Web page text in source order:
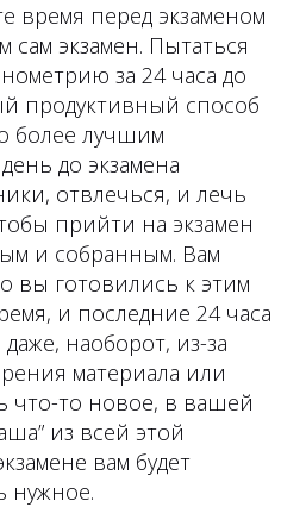
время перед экзаменом
сам экзамен. Пытаться
за 24 часа до
продуктивный способ
более лучшим
до экзамена
отвлечься, и лечь
прийти на экзамен
и собранным. Вам
вы готовились к этим
и последние 24 часа
наоборот, из-за
материала или
что-то новое, в вашей
из всей этой
вам будет
нужное.